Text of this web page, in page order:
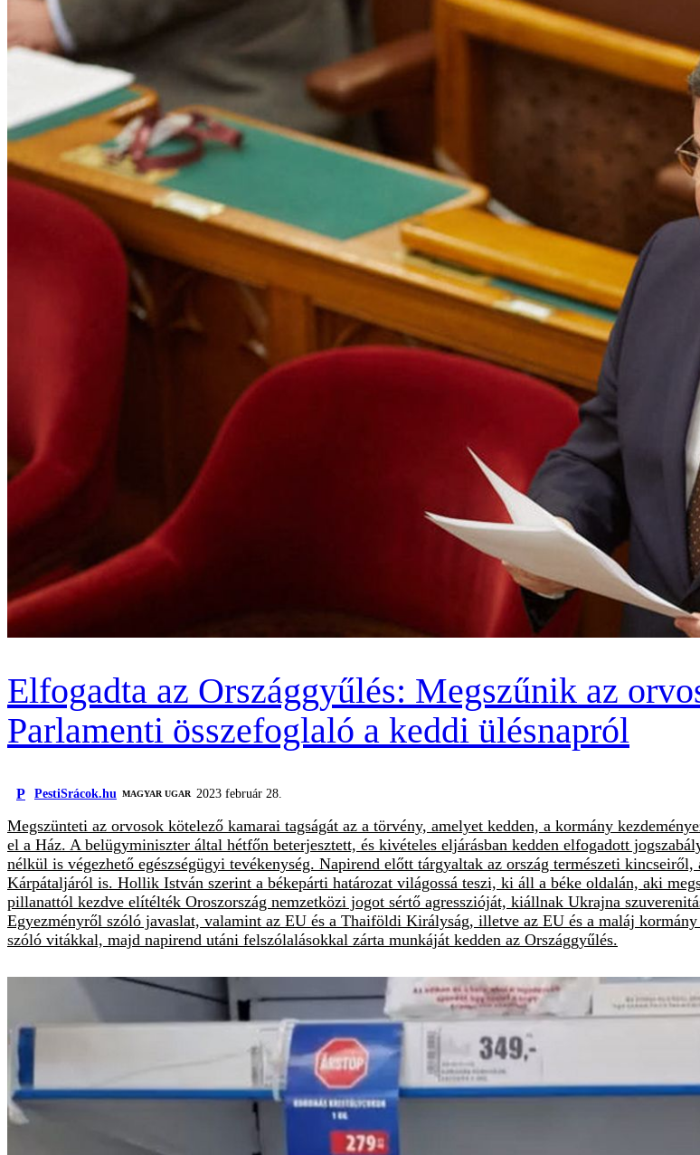
Elfogadta az Országgyűlés: Megszűnik az
Parlamenti összefoglaló a keddi ülésnapról
P PestiSrácok.hu MAGYAR UGAR 2023 február 28.
Megszünteti az orvosok kötelező kamarai tagságát az a törvény, amelyet kedden, a kormány
el a Ház. A belügyminiszter által hétfőn beterjesztett, és kivételes eljárásban kedden elfogadott
nélkül is végezhető egészségügyi tevékenység. Napirend előtt tárgyaltak az ország természeti
Kárpátaljáról is. Hollik István szerint a békepárti határozat világossá teszi, ki áll a béke oldalán, aki
pillanattól kezdve elítélték Oroszország nemzetközi jogot sértő agresszióját, kiállnak Ukrajna
Egyezményről szóló javaslat, valamint az EU és a Thaiföldi Királyság, illetve az EU és a maláj
szóló vitákkal, majd napirend utáni felszólalásokkal zárta munkáját kedden az Országgyűlés.